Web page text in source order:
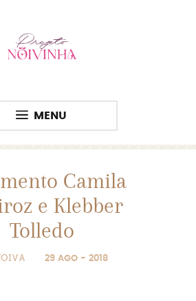
MENU
Camila
e Klebber
Tolledo
29 AGO - 2018